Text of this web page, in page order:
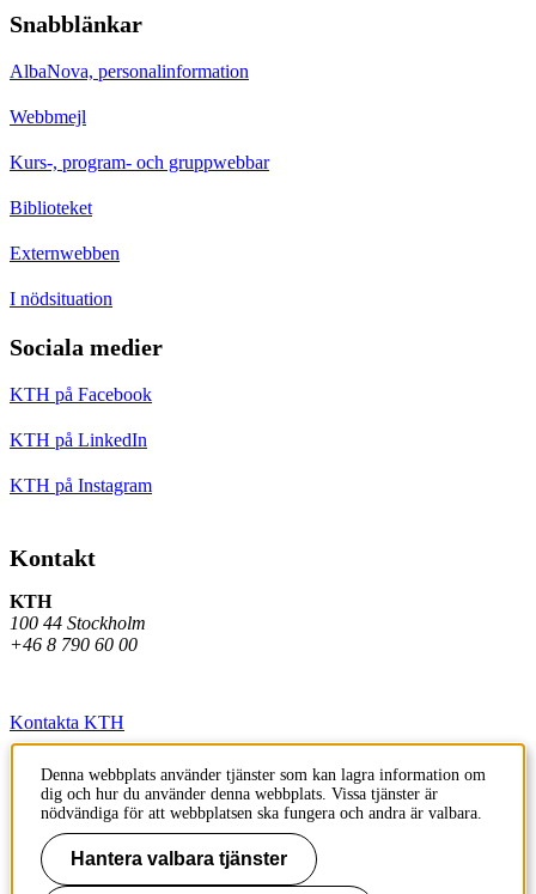
Snabblänkar
AlbaNova, personalinformation
Webbmejl
Kurs-, program- och gruppwebbar
Biblioteket
Externwebben
I nödsituation
Sociala medier
KTH på Facebook
KTH på LinkedIn
KTH på Instagram
Kontakt
KTH
100 44 Stockholm
+46 8 790 60 00
Kontakta KTH
Jobba på KTH
Press och media
Faktura och betalning KTH
Denna webbplats använder tjänster som kan lagra information om
dig och hur du använder denna webbplats. Vissa tjänster är
nödvändiga för att webbplatsen ska fungera och andra är valbara.
Hantera valbara tjänster